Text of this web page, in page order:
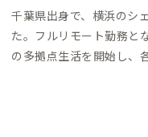
千葉県出身で、横浜のシ
た。 フルリモート勤務と
の多拠点生活を開始し、